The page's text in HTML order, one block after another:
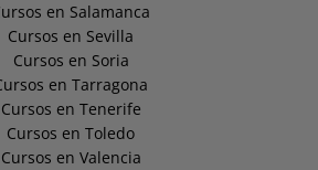
en Salamanca
Cursos en Sevilla
Cursos en Soria
en Tarragona
Cursos en Tenerife
Cursos en Toledo
Cursos en Valencia